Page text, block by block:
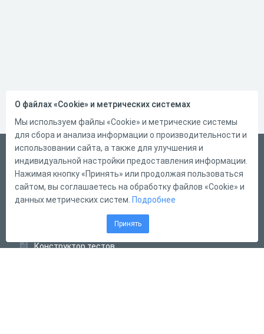
Русский
Справка
Форма обратной связи
Конструктор тестов
О файлах «Cookie» и метрических системах
Мы используем файлы «Cookie» и метрические системы
для сбора и анализа информации о производительности и
использовании сайта, а также для улучшения и
индивидуальной настройки предоставления информации.
Нажимая кнопку «Принять» или продолжая пользоваться
сайтом, вы соглашаетесь на обработку файлов «Cookie» и
данных метрических систем. Подробнее
Принять